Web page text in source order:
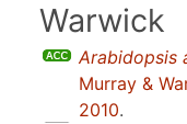
Warwick
Arabidopsis
Murray &
2010.